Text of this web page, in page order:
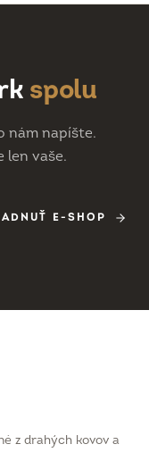
spolu
nám napíšte.
vaše.
E-SHOP
z drahých kovov a